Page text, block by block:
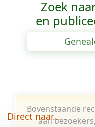
Zoek
en
Bovenstaande
aan
Direct naar...